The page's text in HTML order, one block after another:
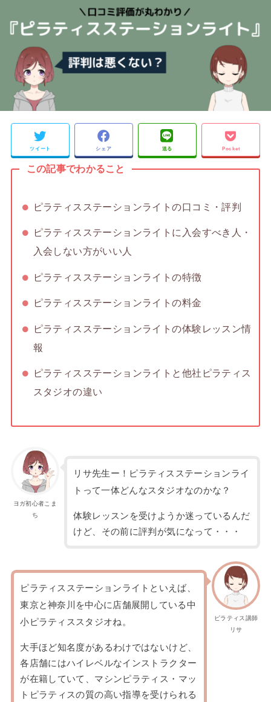
ツイート シェア 送る Pocket
この記事でわかること
ピラティスステーションライトの口コミ・評判
ピラティスステーションライトに入会すべき人・
入会しない方がいい人
ピラティスステーションライトの特徴
ピラティスステーションライトの料金
ピラティスステーションライトの体験レッスン情
報
ピラティスステーションライトと他社ピラティス
スタジオの違い
ヨガ初心者こま
ち
リサ先生ー！ピラティスステーションライ
トって一体どんなスタジオなのかな？
体験レッスンを受けようか迷っているんだ
けど、その前に評判が気になって・・・
ピラティス講師
リサ
ピラティスステーションライトといえば、
東京と神奈川を中心に店舗展開している中
小ピラティススタジオね。
大手ほど知名度があるわけではないけど、
各店舗にはハイレベルなインストラクター
が在籍していて、マシンピラティス・マッ
トピラティスの質の高い指導を受けられる